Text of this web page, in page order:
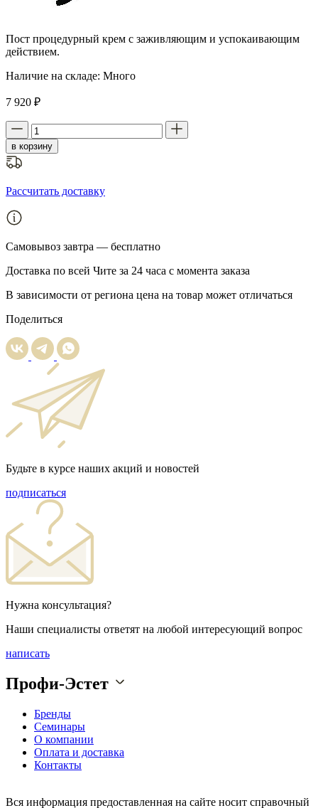
Пост процедурный крем с заживляющим и успокаивающим
действием.
Наличие на складе: Много
7 920 ₽
в корзину
Рассчитать доставку
Самовывоз завтра — бесплатно
Доставка по всей Чите за 24 часа с момента заказа
В зависимости от региона цена на товар может отличаться
Поделиться
Будьте в курсе наших акций и новостей
подписаться
Нужна консультация?
Наши специалисты ответят на любой интересующий вопрос
написать
Профи-Эстет
Бренды
Семинары
О компании
Оплата и доставка
Контакты
Вся информация предоставленная на сайте носит справочный